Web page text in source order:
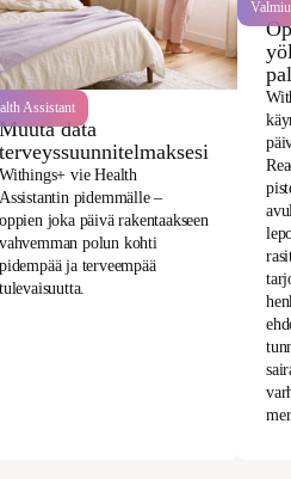
Assistant
Muuta data
terveyssuunnitelmaksesi
Withings+ vie Health
Assistantin pidemmälle –
oppien joka päivä rakentaakseen
vahvemman polun kohti
pidempää ja terveempää
tulevaisuutta.